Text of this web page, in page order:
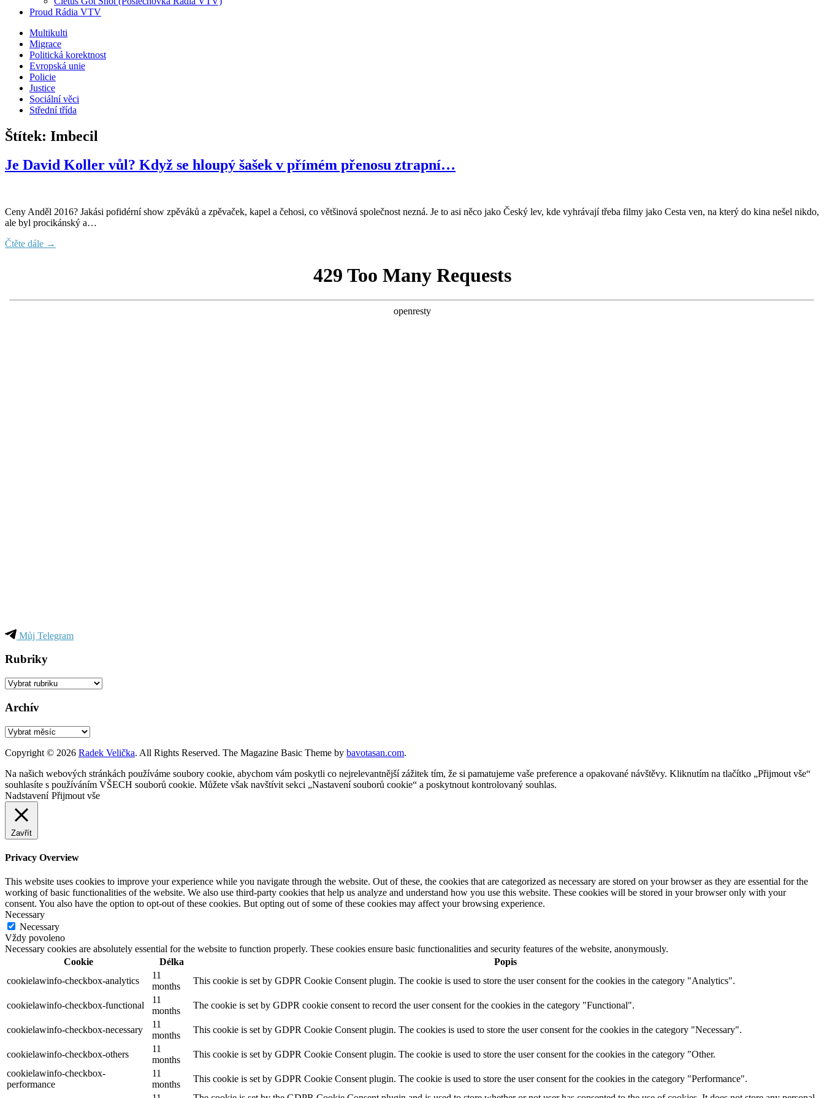
Proud Rádia VTV
Sub
menu
Multikulti
Migrace
Politická korektnost
Evropská unie
Policie
Justice
Sociální věci
Střední třída
Štítek: Imbecil
Je David Koller vůl? Když se hloupý šašek v přímém přenosu ztrapní…
Ceny Anděl 2016? Jakási pofidérní show zpěváků a zpěvaček, kapel a čehosi, co většinová společnost nezná. Je to asi něco jako Český lev, kde vyhrávají třeba filmy jako Cesta ven, na který do kina nešel nikdo,
ale byl procikánský a…
Čtěte dále →
Můj Telegram
Rubriky
Rubriky
Archív
Archív
Copyright © 2026 Radek Velička. All Rights Reserved. The Magazine Basic Theme by bavotasan.com.
Na našich webových stránkách používáme soubory cookie, abychom vám poskytli co nejrelevantnější zážitek tím, že si pamatujeme vaše preference a opakované návštěvy. Kliknutím na tlačítko „Přijmout vše“
souhlasíte s používáním VŠECH souborů cookie. Můžete však navštívit sekci „Nastavení souborů cookie“ a poskytnout kontrolovaný souhlas.
Nadstavení Přijmout vše
Zavřít
Privacy Overview
This website uses cookies to improve your experience while you navigate through the website. Out of these, the cookies that are categorized as necessary are stored on your browser as they are essential for the
working of basic functionalities of the website. We also use third-party cookies that help us analyze and understand how you use this website. These cookies will be stored in your browser only with your
consent. You also have the option to opt-out of these cookies. But opting out of some of these cookies may affect your browsing experience.
Necessary
Necessary
Vždy povoleno
Necessary cookies are absolutely essential for the website to function properly. These cookies ensure basic functionalities and security features of the website, anonymously.
Cookie
Délka
Popis
cookielawinfo-checkbox-analytics
11
months
This cookie is set by GDPR Cookie Consent plugin. The cookie is used to store the user consent for the cookies in the category "Analytics".
cookielawinfo-checkbox-functional
11
months
The cookie is set by GDPR cookie consent to record the user consent for the cookies in the category "Functional".
cookielawinfo-checkbox-necessary
11
months
This cookie is set by GDPR Cookie Consent plugin. The cookies is used to store the user consent for the cookies in the category "Necessary".
cookielawinfo-checkbox-others
11
months
This cookie is set by GDPR Cookie Consent plugin. The cookie is used to store the user consent for the cookies in the category "Other.
cookielawinfo-checkbox-
performance
11
months
This cookie is set by GDPR Cookie Consent plugin. The cookie is used to store the user consent for the cookies in the category "Performance".